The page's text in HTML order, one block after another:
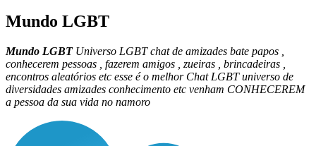
Mundo LGBT
Mundo LGBT Universo LGBT chat de amizades bate papos ,
conhecerem pessoas , fazerem amigos , zueiras , brincadeiras ,
encontros aleatórios etc esse é o melhor Chat LGBT universo de
diversidades amizades conhecimento etc venham CONHECEREM
a pessoa da sua vida no namoro